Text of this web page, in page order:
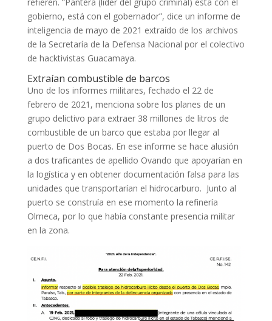
gobierno, está con el gobernador”, dice un informe de
inteligencia de mayo de 2021 extraído de los archivos
de la Secretaría de la Defensa Nacional por el colectivo
de hacktivistas Guacamaya.
Extraían combustible de barcos
Uno de los informes militares, fechado el 22 de
febrero de 2021, menciona sobre los planes de un
grupo delictivo para extraer 38 millones de litros de
combustible de un barco que estaba por llegar al
puerto de Dos Bocas. En ese informe se hace alusión
a dos traficantes de apellido Ovando que apoyarían en
la logística y en obtener documentación falsa para las
unidades que transportarían el hidrocarburo. Junto al
puerto se construía en ese momento la refinería
Olmeca, por lo que había constante presencia militar
en la zona.